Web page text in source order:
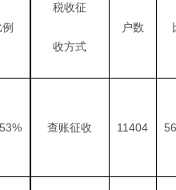
例
税收征
收方式
户数
查账征收 11404